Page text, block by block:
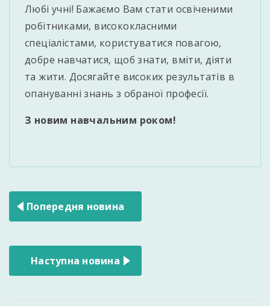
Любі учні! Бажаємо Вам стати освіченими
робітниками, висококласними
спеціалістами, користуватися повагою,
добре навчатися, щоб знати, вміти, діяти
та жити. Досягайте високих результатів в
опануванні знань з обраної професії.
З новим навчальним роком!
Навігація
записів
Попередня новина
Наступна новина